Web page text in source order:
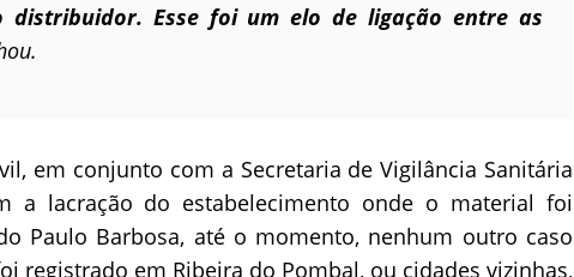
distribuidor. Esse foi um elo de ligação entre as
em conjunto com a Secretaria de Vigilância Sanitária
a lacração do estabelecimento onde o material foi
Paulo Barbosa, até o momento, nenhum outro caso
registrado em Ribeira do Pombal, ou cidades vizinhas,